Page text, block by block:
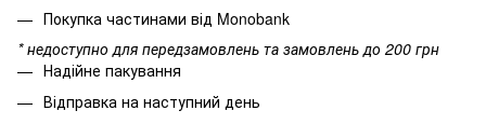
Покупка частинами від Monobank
* недоступно для передзамовлень та замовлень до 200 грн
Надійне пакування
Відправка на наступний день